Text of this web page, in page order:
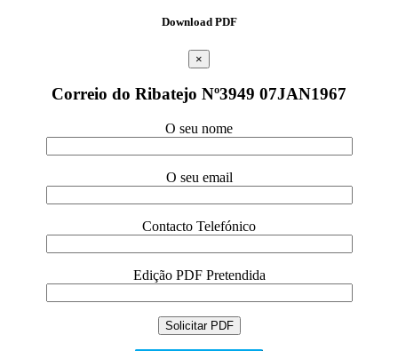
Download PDF
×
Correio do Ribatejo Nº3949 07JAN1967
O seu nome
O seu email
Contacto Telefónico
Edição PDF Pretendida